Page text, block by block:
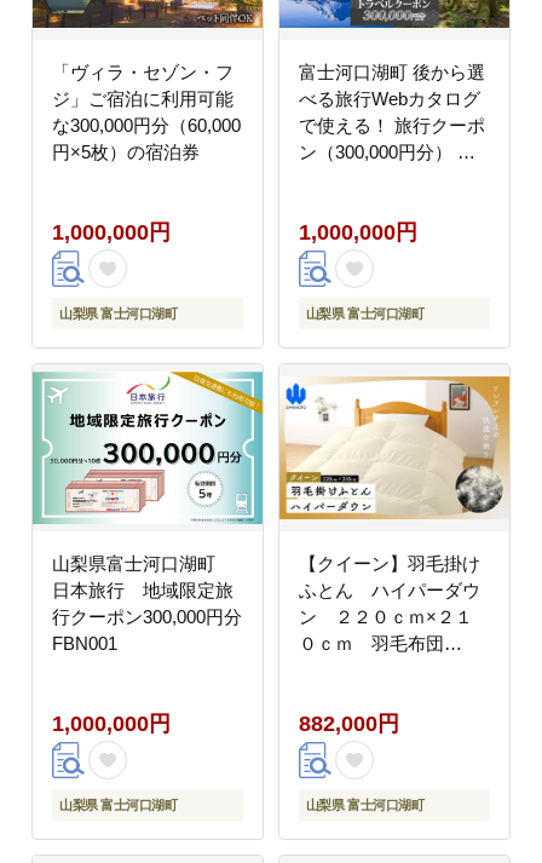
「ヴィラ・セゾン・フ
ジ」ご宿泊に利用可能
な300,000円分（60,000
円×5枚）の宿泊券
1,000,000円
山梨県 富士河口湖町
富士河口湖町 後から選
べる旅行Webカタログ
で使える！ 旅行クーポ
ン（300,000円分） 旅
1,000,000円
山梨県 富士河口湖町
山梨県富士河口湖町
日本旅行 地域限定旅
行クーポン300,000円分
FBN001
1,000,000円
山梨県 富士河口湖町
【クイーン】羽毛掛け
ふとん ハイパーダウ
ン ２２０ｃｍ×２１
０ｃｍ 羽毛布団
882,000円
山梨県 富士河口湖町